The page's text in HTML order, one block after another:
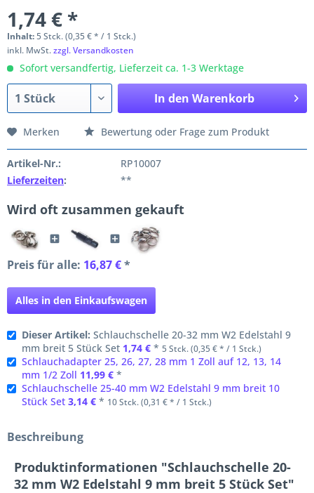
1,74 € *
Inhalt:5 Stck. (0,35 € * / 1 Stck.)
inkl. MwSt.zzgl. Versandkosten
Sofort versandfertig, Lieferzeit ca. 1-3 Werktage
In den Warenkorb
Merken Bewertung oder Frage zum Produkt
Artikel-Nr.:
RP10007
Lieferzeiten: **
Wird oft zusammen gekauft
Preis für alle: 16,87 €*
Alles in den Einkaufswagen
Dieser Artikel: Schlauchschelle 20-32 mm W2 Edelstahl 9
mm breit 5 Stück Set 1,74 € * 5 Stck. (0,35 € * / 1 Stck.)
Schlauchadapter 25, 26, 27, 28 mm 1 Zoll auf 12, 13, 14
mm 1/2 Zoll 11,99 € *
Schlauchschelle 25-40 mm W2 Edelstahl 9 mm breit 10
Stück Set 3,14 € * 10 Stck. (0,31 € * / 1 Stck.)
Beschreibung
Produktinformationen "Schlauchschelle 20-
32 mm W2 Edelstahl 9 mm breit 5 Stück Set"